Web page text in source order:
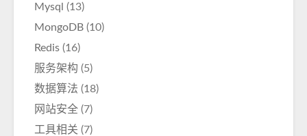
Mysql (13)
MongoDB (10)
Redis (16)
服务架构 (5)
数据算法 (18)
网站安全 (7)
工具相关 (7)